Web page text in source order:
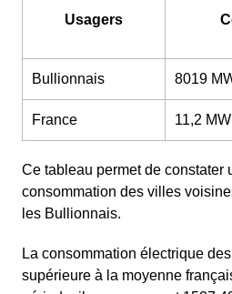
Usagers
Bullionnais 8019
France 11,2
Ce tableau permet de constater
consommation des villes
les Bullionnais.
La consommation électrique
supérieure à la moyenne